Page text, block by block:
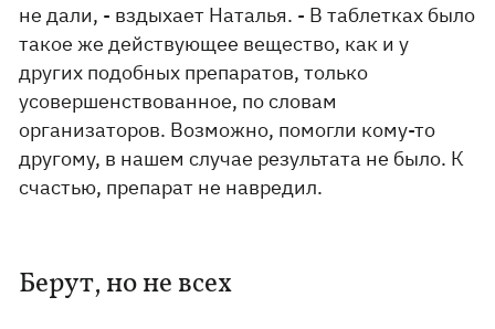
не дали, - вздыхает Наталья. - В таблетках было
такое же действующее вещество, как и у
других подобных препаратов, только
усовершенствованное, по словам
организаторов. Возможно, помогли кому-то
другому, в нашем случае результата не было. К
счастью, препарат не навредил.
Берут, но не всех